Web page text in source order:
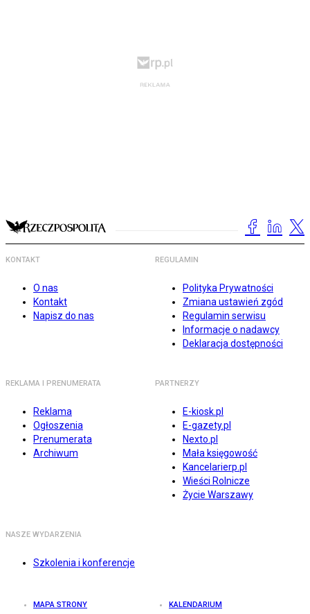
KONTAKT
O nas
Kontakt
Napisz do nas
REGULAMIN
Polityka Prywatności
Zmiana ustawień zgód
Regulamin serwisu
Informacje o nadawcy
Deklaracja dostępności
REKLAMA I PRENUMERATA
Reklama
Ogłoszenia
Prenumerata
Archiwum
PARTNERZY
E-kiosk.pl
E-gazety.pl
Nexto.pl
Mała księgowość
Kancelarierp.pl
Wieści Rolnicze
Życie Warszawy
NASZE WYDARZENIA
Szkolenia i konferencje
MAPA STRONY KALENDARIUM